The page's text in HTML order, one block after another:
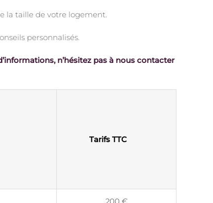
la taille de votre logement.
personnalisés.
n’hésitez pas à nous contacter
Tarifs TTC